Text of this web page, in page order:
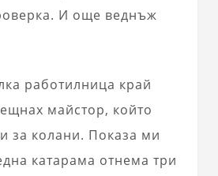
И още веднъж
работилница край
майстор, който
за колани. Показа ми
катарама отнема три